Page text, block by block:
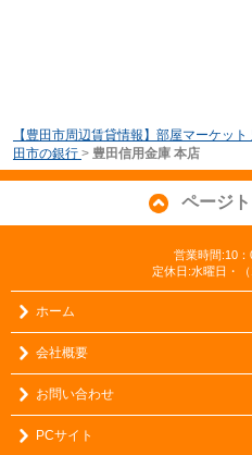
【豊田市周辺賃貸情報】部屋マーケット
田市の銀行 > 豊田信用金庫 本店
ページ
営業時間:10
定休日:水曜日・（
ホーム
会社概要
お問い合わせ
PCサイト